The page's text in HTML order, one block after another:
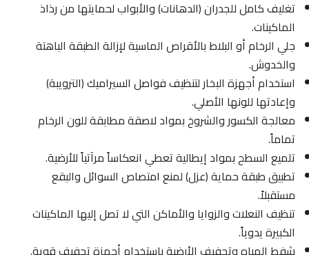
تغليف كامل للجدران (الدهانات) والأبواب لحمايتها من رذاذ
الماكينات.
جلي الرخام أو البلاط بالأقراص الماسية لإزالة الطبقة الباهتة
والخدوش.
استخدام أجهزة البخار لتنظيف فواصل السيراميك (الترويبة)
وإعادتها للونها الأصلي.
معالجة الكسور والشروخ بمواد لاصقة مطابقة للون الرخام
تماماً.
تلميع السطح بمواد إيطالية تعطي انعكاساً مرآتياً للأرضية.
تطبيق طبقة حماية (عزل) لمنع امتصاص السوائل والبقع
مستقبلاً.
تنظيف النعلات والزوايا والأماكن التي لا تصل إليها الماكينات
الكبيرة يدوياً.
شفط المياه وتجفيف الأرضية باستخدام أجهزة تجفيف قوية.